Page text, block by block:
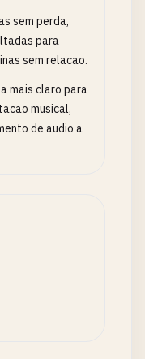
sem perda,
para
sem relacao.
mais claro para
musical,
de audio a